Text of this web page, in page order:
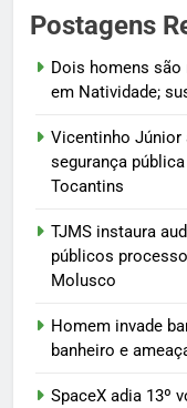
Postagens
Dois homens
em Natividade;
Vicentinho Júnior
segurança
Tocantins
TJMS instaura
públicos
Molusco
Homem invade
banheiro e
SpaceX adia 13º